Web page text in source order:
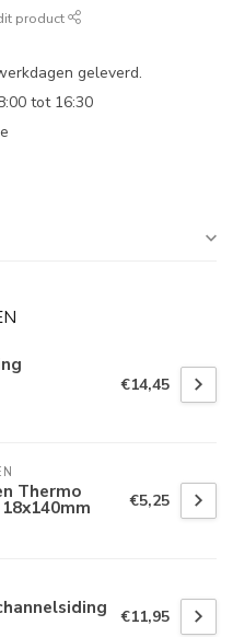
product
geleverd.
tot 16:30
€14,45
Thermo €5,25
€11,95